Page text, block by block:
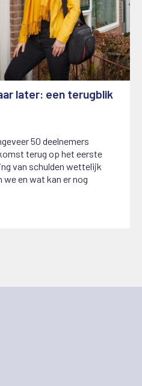
later: een terugblik
50 deelnemers
terug op het eerste
van schulden wettelijk
en wat kan er nog